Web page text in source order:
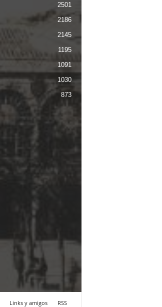
2501
2186
2145
1195
1091
1030
873
Links y amigos RSS